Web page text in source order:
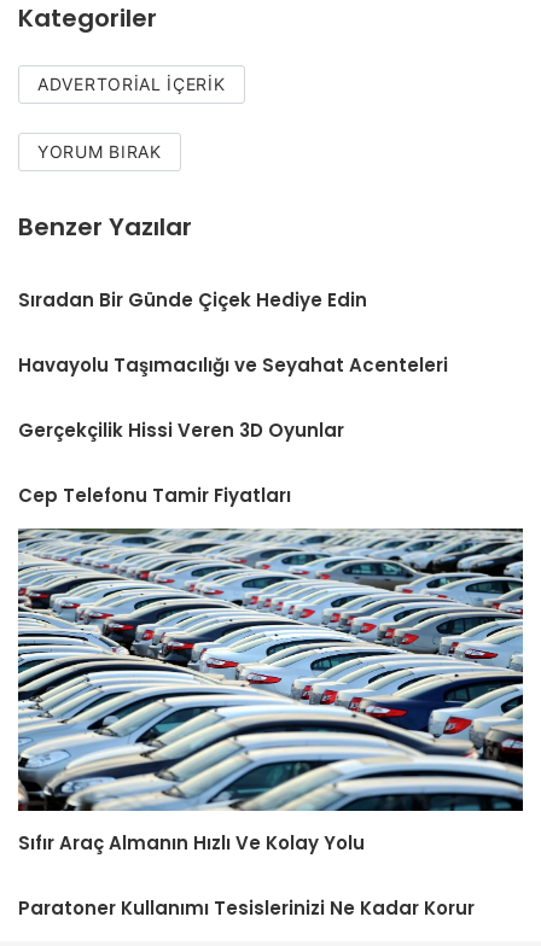
Kategoriler
ADVERTORIAL İÇERIK
YORUM BIRAK
Benzer Yazılar
Sıradan Bir Günde Çiçek Hediye Edin
Havayolu Taşımacılığı ve Seyahat Acenteleri
Gerçekçilik Hissi Veren 3D Oyunlar
Cep Telefonu Tamir Fiyatları
Sıfır Araç Almanın Hızlı Ve Kolay Yolu
Paratoner Kullanımı Tesislerinizi Ne Kadar Korur